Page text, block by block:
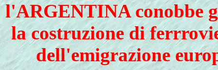
l'ARGENTINA conobbe
la costruzione di
dell'emigrazione